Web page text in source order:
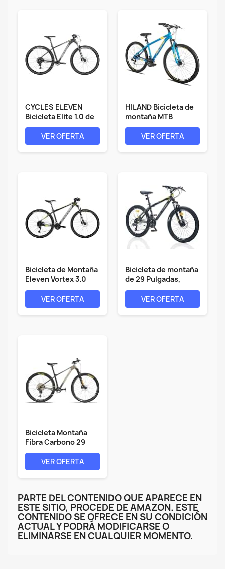
CYCLES ELEVEN
Bicicleta Elite 1.0 de
29...
VER OFERTA
HILAND Bicicleta de
montaña MTB
Hardtail con...
VER OFERTA
Bicicleta de Montaña
Eleven Vortex 3.0
29" - 18...
VER OFERTA
Bicicleta de montaña
de 29 Pulgadas,
Marco de...
VER OFERTA
Bicicleta Montaña
Fibra Carbono 29
Pulgadas,...
VER OFERTA
PARTE DEL CONTENIDO QUE APARECE EN
ESTE SITIO, PROCEDE DE AMAZON. ESTE
CONTENIDO SE OFRECE EN SU CONDICIÓN
ACTUAL Y PODRÁ MODIFICARSE O
ELIMINARSE EN CUALQUIER MOMENTO.